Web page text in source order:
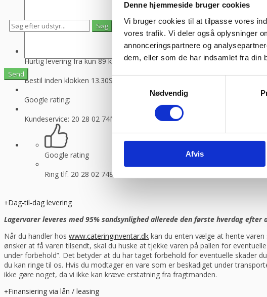
Denne hjemmeside bruger cookies
Vi bruger cookies til at tilpasse vores
vores trafik. Vi deler også oplysninger
annonceringspartnere og
dem, eller som de har indsamlet fra din
Samtykkevalg
Nødvendig
Afvis
Se gemte varer
Se indkøbskurv
Hurtig levering fra kun 89 kr.
Vi sender med GLS og Danske fragtmænd
Bestil inden klokken 13.30Så sender vi lagervarer samme dag
Google rating:
Kundeservice: 20 28 02 74Man-torsdag 08:30 – 16.00, fredag 08:30 – 13.30
Google rating
Ring tlf. 20 28 02 748-16.30 (fre 8-13.30)
Dag-til-dag levering
Lagervarer leveres med 95% sandsynlighed allerede den første hverdag
Når du handler hos www.cateringinventar.dk kan du enten vælge at hente
ønsker at få varen tilsendt, skal du huske at tjekke varen på pallen for
under forbehold”. Det betyder at du har taget forbehold for eventuelle skader
du kan ringe til os. Hvis du modtager en vare som er beskadiget under
ikke gøre noget, da vi ikke kan kræve erstatning fra fragtmanden.
Finansiering via lån / leasing